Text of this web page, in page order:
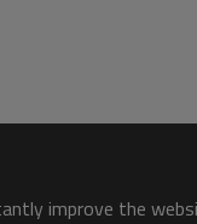
improve the